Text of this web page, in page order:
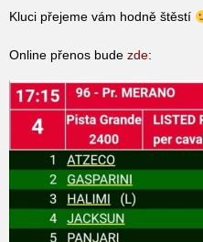
Kluci přejeme vám hodně štěstí
Online přenos bude zde: